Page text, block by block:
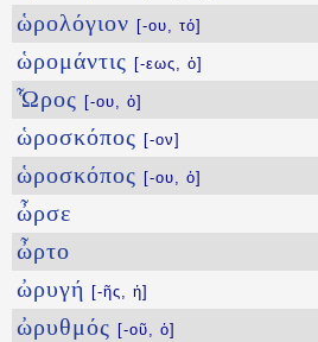
ὡρολόγιον [-ου, τό]
ὡρομάντις [-εως, ὁ]
Ὧρος [-ου, ὁ]
ὡροσκόπος [-ον]
ὡροσκόπος [-ου, ὁ]
ὦρσε
ὦρτο
ὠρυγή
[-ῆς, ἡ]
ὠρυθμός [-οῦ, ὁ]